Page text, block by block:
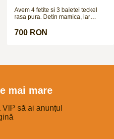
Avem 4 fetite si 3 baietei teckel
rasa pura. Detin mamica, iar
cerere. Cateii sunt deparazitati
700 RON
mai mare
să ai anunțul